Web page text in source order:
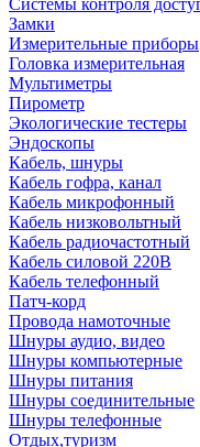
Системы контроля
Замки
Измерительные приборы
Головка измерительная
Мультиметры
Пирометр
Экологические тестеры
Эндоскопы
Кабель, шнуры
Кабель гофра, канал
Кабель микрофонный
Кабель низковольтный
Кабель радиочастотный
Кабель силовой 220В
Кабель телефонный
Патч-корд
Провода намоточные
Шнуры аудио, видео
Шнуры компьютерные
Шнуры питания
Шнуры соединительные
Шнуры телефонные
Отдых,туризм